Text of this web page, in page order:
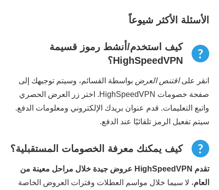
الأسئلة الأكثر شيوعاً
كيف استخدم/أنشط رموز قسيمة
HighSpeedVPN؟
انقر علىاقتنص العرض بواسطة القسائم، وسيتم توجيهك إلى
صفحة خصومات HighSpeedVPN. اختر زر العرض الحصري
واتبع التعليمات. قدم عنوان بريدك الإلكتروني ومعلومات الدفع.
سيتم تفعيل الرمز تلقائيًا عند الدفع.
كيف يمكنك معرفة الخصومات المستقبلية؟
تقدم HighSpeedVPN عروض جيدة خلال مراحل معينة من
العام، لا سيما خلال مواسم العطلات وفترات العروض الخاصة